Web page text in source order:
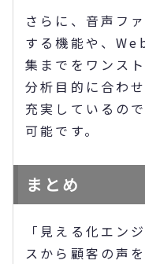
さらに、音声フ
する機能や、
集までをワンス
分析目的に合わ
充実しているの
可能です。
まとめ
「見える化エン
スから顧客の声